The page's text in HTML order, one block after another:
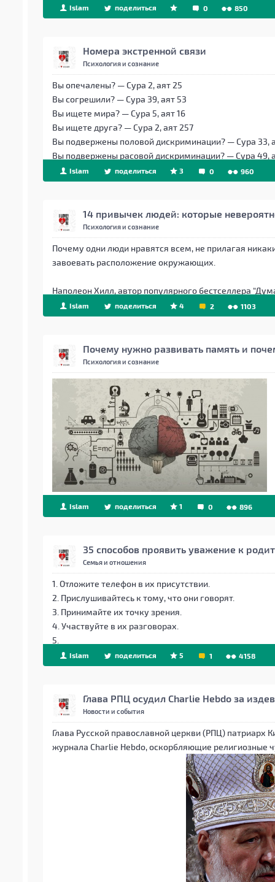
Islam поделиться 0 850
Номера экстренной связи
Психология и сознание
Вы опечалены? — Сура 2, аят 25
Вы согрешили? — Сура 39, аят 53
Вы ищете мира? — Сура 5, аят 16
Вы ищете друга? — Сура 2, аят 257
Вы подвержены половой дискриминации? — Сура 33,
Вы подвержены расовой дискриминации? — Сура 49,
Islam поделиться 3 0 960
14 привычек людей: которые
Психология и сознание
Почему одни люди нравятся всем, не прилагая
завоевать расположение окружающих.
Наполеон Хилл, автор популярного бестселлера
Islam поделиться 4 2 1103
Почему нужно развивать память и
Психология и сознание
Islam поделиться 1 0 896
35 способов проявить уважение к
Семья и отношения
1. Отложите телефон в их присутствии.
2. Прислушивайтесь к тому, что они говорят.
3. Принимайте их точку зрения.
4. Участвуйте в их разговорах.
5.
Islam поделиться 5 1 4158
Глава РПЦ осудил Charlie Hebdo за
Новости и события
Глава Русской православной церкви (РПЦ) патриарх
журнала Charlie Hebdo, оскорбляющие религиозные